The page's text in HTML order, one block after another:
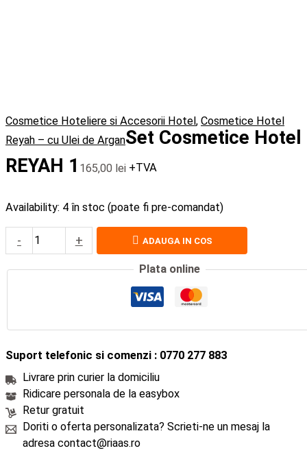
Cosmetice Hoteliere si Accesorii Hotel , Cosmetice Hotel
Reyah – cu Ulei de ArganSet Cosmetice Hotel
REYAH 1 165,00 lei +TVA
Availability: 4 în stoc (poate fi pre-comandat)
- + ADAUGA IN COS
Plata online
Suport telefonic si comenzi : 0770 277 883
Livrare prin curier la domiciliu
Ridicare personala de la easybox
Retur gratuit
Doriti o oferta personalizata? Scrieti-ne un mesaj la
adresa contact@riaas.ro